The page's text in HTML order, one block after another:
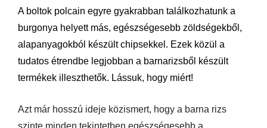
A boltok polcain egyre gyakrabban találkozhatunk a
burgonya helyett más, egészségesebb zöldségekből,
alapanyagokból készült chipsekkel. Ezek közül a
tudatos étrendbe legjobban a barnarizsből készült
termékek illeszthetők. Lássuk, hogy miért!
Azt már hosszú ideje közismert, hogy a barna rizs
szinte minden tekintetben egészségesebb a